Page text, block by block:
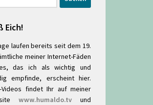
Eich!
laufen bereits seit dem 19.
meiner Internet-Fäden
das ich als wichtig und
empfinde, erscheint hier.
Videos findet Ihr auf meiner
www.humaldo.tv und